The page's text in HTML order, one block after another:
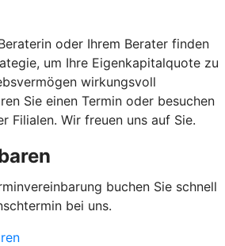
oder Ihrem Berater finden
um Ihre Eigenkapitalquote zu
wirkungsvoll
Sie einen Termin oder besuchen
Filialen. Wir freuen uns auf Sie.
buchen Sie schnell
bei uns.